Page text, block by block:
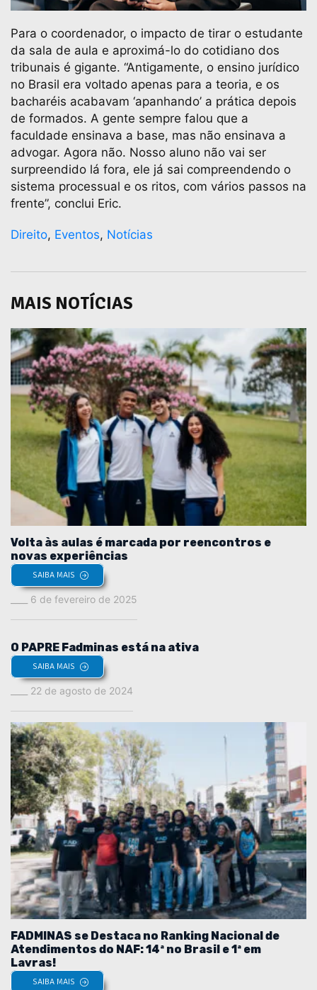
Para o coordenador, o impacto de tirar o estudante
da sala de aula e aproximá-lo do cotidiano dos
tribunais é gigante. “Antigamente, o ensino jurídico
no Brasil era voltado apenas para a teoria, e os
bacharéis acabavam ‘apanhando’ a prática depois
de formados. A gente sempre falou que a
faculdade ensinava a base, mas não ensinava a
advogar. Agora não. Nosso aluno não vai ser
surpreendido lá fora, ele já sai compreendendo o
sistema processual e os ritos, com vários passos na
frente”, conclui Eric.
Direito, Eventos, Notícias
MAIS NOTÍCIAS
Volta às aulas é marcada por reencontros e
novas experiências
SAIBA MAIS
6 de fevereiro de 2025
O PAPRE Fadminas está na ativa
SAIBA MAIS
22 de agosto de 2024
FADMINAS se Destaca no Ranking Nacional de
Atendimentos do NAF: 14ª no Brasil e 1ª em
Lavras!
SAIBA MAIS